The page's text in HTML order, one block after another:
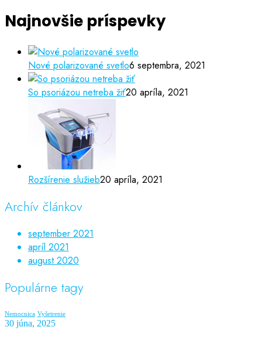
Najnovšie príspevky
Nové polarizované svetlo6 septembra, 2021
So psoriázou netreba žiť20 apríla, 2021
Rozšírenie služieb20 apríla, 2021
Archív článkov
september 2021
apríl 2021
august 2020
Populárne tagy
Nemocnica Vyšetrenie
30 júna, 2025